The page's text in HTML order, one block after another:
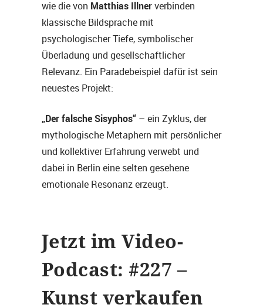
wie die von Matthias Illnerverbinden
klassische Bildsprache mit
psychologischer Tiefe, symbolischer
Überladung und gesellschaftlicher
Relevanz. Ein Paradebeispiel dafür ist sein
neuestes Projekt:
„Der falsche Sisyphos“– ein Zyklus, der
mythologische Metaphern mit persönlicher
und kollektiver Erfahrung verwebt und
dabei in Berlin eine selten gesehene
emotionale Resonanz erzeugt.
Jetzt im Video-
Podcast: #227 –
Kunst verkaufen